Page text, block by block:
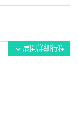
expand_more 展開詳細行程